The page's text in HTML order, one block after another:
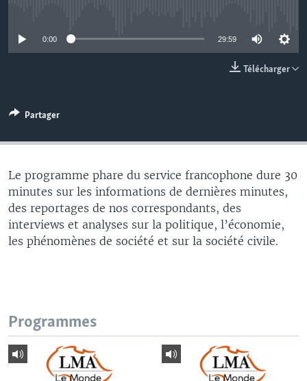
0:00 29:59
Télécharger
Partager
Le programme phare du service francophone dure 30
minutes sur les informations de dernières minutes,
des reportages de nos correspondants, des
interviews et analyses sur la politique, l’économie,
les phénomènes de société et sur la société civile.
Programmes